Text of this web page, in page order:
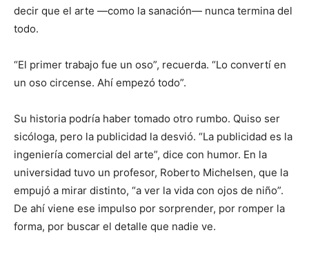
decir que el arte —como la sanación— nunca termina del
todo.
“El primer trabajo fue un oso”, recuerda. “Lo convertí en
un oso circense. Ahí empezó todo”.
Su historia podría haber tomado otro rumbo. Quiso ser
sicóloga, pero la publicidad la desvió. “La publicidad es la
ingeniería comercial del arte”, dice con humor. En la
universidad tuvo un profesor, Roberto Michelsen, que la
empujó a mirar distinto, “a ver la vida con ojos de niño”.
De ahí viene ese impulso por sorprender, por romper la
forma, por buscar el detalle que nadie ve.